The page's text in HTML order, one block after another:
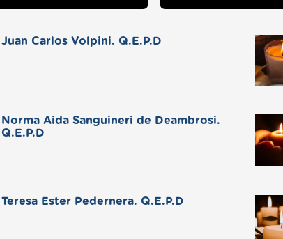
Juan Carlos Volpini. Q.E.P.D
Norma Aida Sanguineri de Deambrosi.
Q.E.P.D
Teresa Ester Pedernera. Q.E.P.D